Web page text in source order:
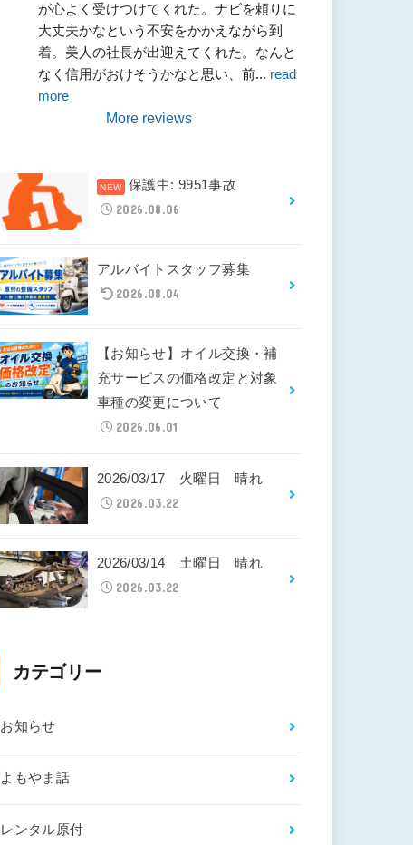
が心よく受けつけてくれた。ナビを頼りに
大丈夫かなという不安をかかえながら到
着。美人の社長が出迎えてくれた。なんと
なく信用がおけそうかなと思い、前... read
more
More reviews
保護中: 9951事故
2026.08.06
アルバイトスタッフ募集
2026.08.04
【お知らせ】オイル交換・補
充サービスの価格改定と対象
車種の変更について
2026.06.01
2026/03/17 火曜日 晴れ
2026.03.22
2026/03/14 土曜日 晴れ
2026.03.22
カテゴリー
お知らせ
よもやま話
レンタル原付